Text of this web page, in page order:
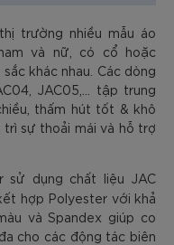
trường nhiều mẫu áo
và nữ, có cổ hoặc
khác nhau. Các dòng
JAC05,… tập trung
thấm hút tốt & khô
trì sự thoải mái và hỗ trợ
sử dụng chất liệu JAC
hợp Polyester với khả
và Spandex giúp co
cho các động tác biên